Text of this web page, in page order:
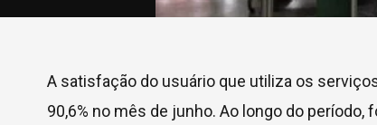
A satisfação do usuário que utiliza os
90,6% no mês de junho. Ao longo do